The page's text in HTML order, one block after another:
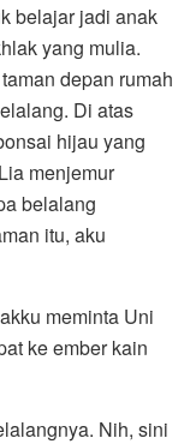
belajar jadi anak
yang mulia.
depan rumah
Di atas
hijau yang
menjemur
belalang
itu, aku
meminta Uni
ke ember kain
Nih, sini